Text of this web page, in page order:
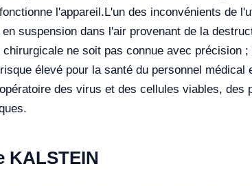
l'appareil.L'un des inconvénients de
suspension dans l'air provenant de la
ne soit pas connue avec précision
élevé pour la santé du personnel médical
des virus et des cellules viables, des
KALSTEIN